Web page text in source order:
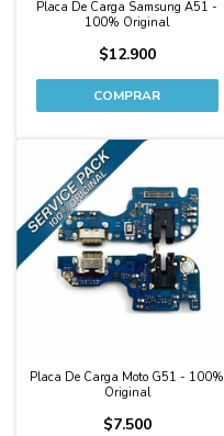
Placa De Carga Samsung A51 -
100% Original
$12.900
Placa De Carga Moto G51 - 100%
Original
$7.500